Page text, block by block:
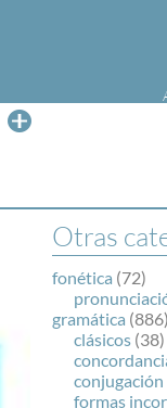
la Agencia
cuyo objetivo
español en
Internet.
Otras
fonética (72)
gramática (886)
clásicos (38)
conjugación
formas